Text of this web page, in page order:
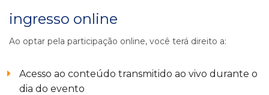
ingresso online
Ao optar pela participação online, você terá direito a:
Acesso ao conteúdo transmitido ao vivo durante o
dia do evento